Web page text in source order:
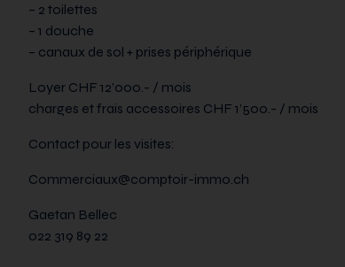
– 2 toilettes
– 1 douche
– canaux de sol + prises périphérique
Loyer CHF 12’000.- / mois
charges et frais accessoires CHF 1’500.- / mois
Contact pour les visites:
Commerciaux@comptoir-immo.ch
Gaetan Bellec
022 319 89 22